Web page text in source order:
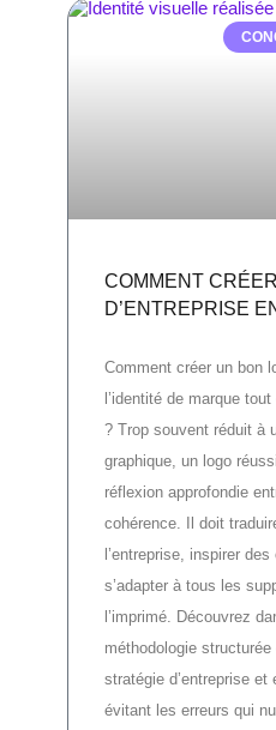
COMMENT
D’ENTREPRISE
Comment créer un bon
l’identité de marque
? Trop souvent réduit à
graphique, un logo
réflexion approfondie
cohérence. Il doit
l’entreprise, inspirer
s’adapter à tous les
l’imprimé. Découvrez
méthodologie
stratégie d’entreprise
évitant les erreurs qui